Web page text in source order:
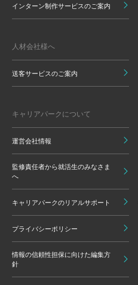
インターン制作サービスのご案内
人材会社様へ
送客サービスのご案内
キャリアパークについて
運営会社情報
監修責任者から就活生のみなさま
へ
キャリアパークのリアルサポート
プライバシーポリシー
情報の信頼性担保に向けた編集方
針